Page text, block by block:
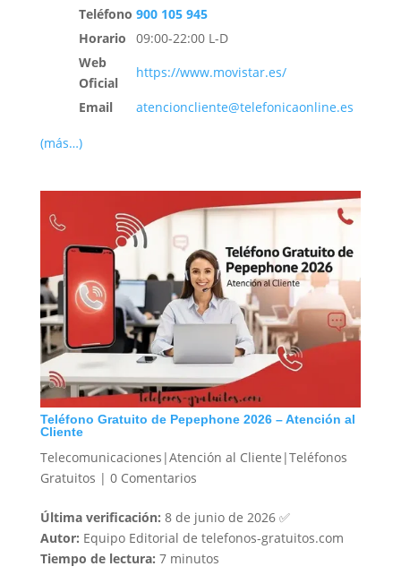
Teléfono 900 105 945
Horario
09:00-22:00 L-D
Web
Oficial
https://www.movistar.es/
Email atencioncliente@telefonicaonline.es
(más…)
Teléfono Gratuito de Pepephone 2026 – Atención al
Cliente
Telecomunicaciones|Atención al Cliente|Teléfonos
Gratuitos | 0 Comentarios
Última verificación: 8 de junio de 2026 ✅
Autor: Equipo Editorial de telefonos-gratuitos.com
Tiempo de lectura: 7 minutos